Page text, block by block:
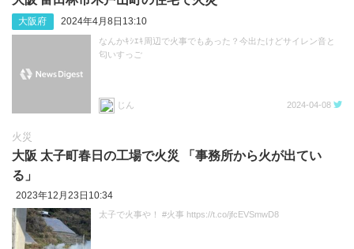
大阪府 2024年4月8日13:10
なんかｷｼｴｷ周辺で火事でもあった？今出たけどサイレン音と
匂いすっご
じん 2024-04-08
火災
大阪 太子町春日の工場で火災 「事務所から火が出てい
る」
2023年12月23日10:34
太子で火事や！ #火事 https://t.co/jfcEVSmwD8